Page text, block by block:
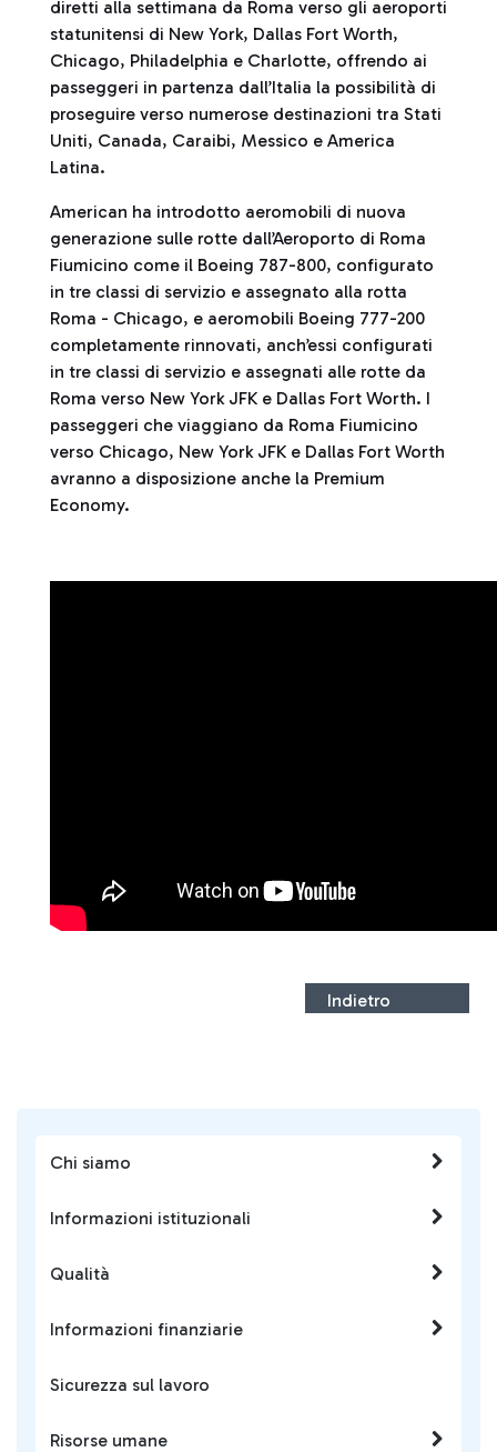
Chi siamo
Informazioni istituzionali
Qualità
Informazioni finanziarie
Sicurezza sul lavoro
Risorse umane
diretti alla settimana da Roma verso gli aeroporti
statunitensi di New York, Dallas Fort Worth,
Chicago, Philadelphia e Charlotte, offrendo ai
passeggeri in partenza dall’Italia la possibilità di
proseguire verso numerose destinazioni tra Stati
Uniti, Canada, Caraibi, Messico e America
Latina.
American ha introdotto aeromobili di nuova
generazione sulle rotte dall’Aeroporto di Roma
Fiumicino come il Boeing 787-800, configurato
in tre classi di servizio e assegnato alla rotta
Roma - Chicago, e aeromobili Boeing 777-200
completamente rinnovati, anch’essi configurati
in tre classi di servizio e assegnati alle rotte da
Roma verso New York JFK e Dallas Fort Worth. I
passeggeri che viaggiano da Roma Fiumicino
verso Chicago, New York JFK e Dallas Fort Worth
avranno a disposizione anche la Premium
Economy.
Indietro